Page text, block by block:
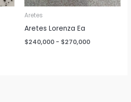
Aretes
Aretes Lorenza Ea
$240,000 - $270,000Rango